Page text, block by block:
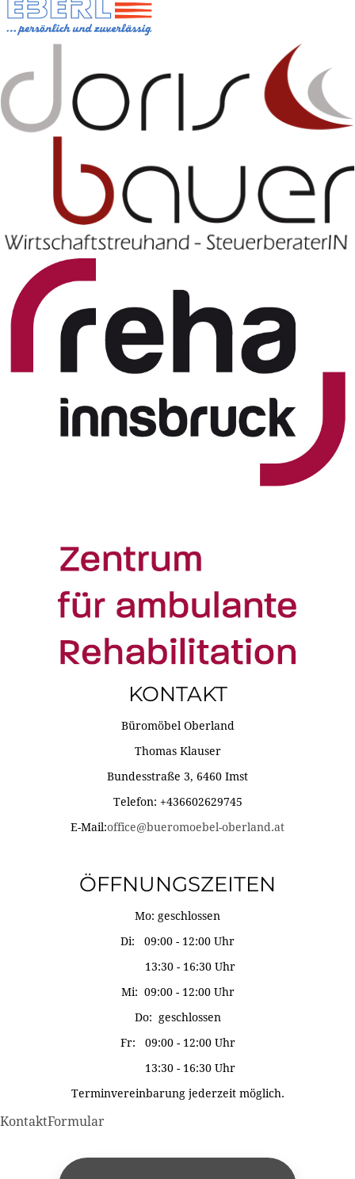
KONTAKT
Büromöbel Oberland
Thomas Klauser
Bundesstraße 3, 6460 Imst
Telefon: +436602629745
E-Mail:office@bueromoebel-oberland.at
ÖFFNUNGSZEITEN
Mo: geschlossen
Di: 09:00 - 12:00 Uhr
13:30 - 16:30 Uhr
Mi: 09:00 - 12:00 Uhr
Do: geschlossen
Fr: 09:00 - 12:00 Uhr
13:30 - 16:30 Uhr
Terminvereinbarung jederzeit möglich.
KontaktFormular